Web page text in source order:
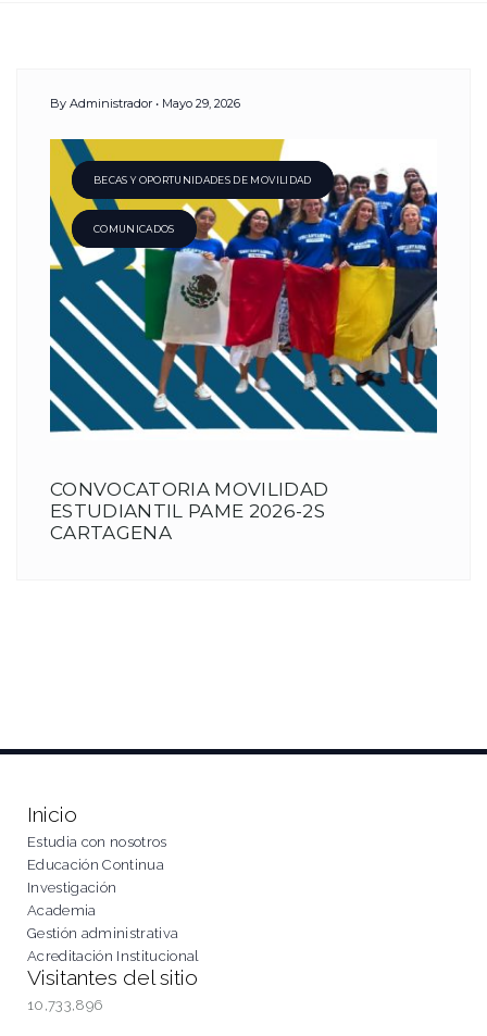
Day:
29
Mayo,
2026
By Administrador Mayo 29, 2026
BECAS Y OPORTUNIDADES DE MOVILIDAD
COMUNICADOS
CONVOCATORIA MOVILIDAD
ESTUDIANTIL PAME 2026-2S
CARTAGENA
Inicio
Estudia con nosotros
Educación Continua
Investigación
Academia
Gestión administrativa
Acreditación Institucional
Visitantes del sitio
10,733,896